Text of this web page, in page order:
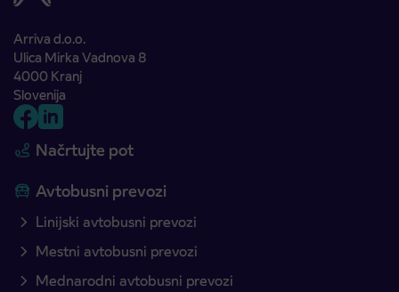
Arriva d.o.o.
Ulica Mirka Vadnova 8
4000 Kranj
Slovenija
Načrtujte pot
Avtobusni prevozi
Linijski avtobusni prevozi
Mestni avtobusni prevozi
Mednarodni avtobusni prevozi